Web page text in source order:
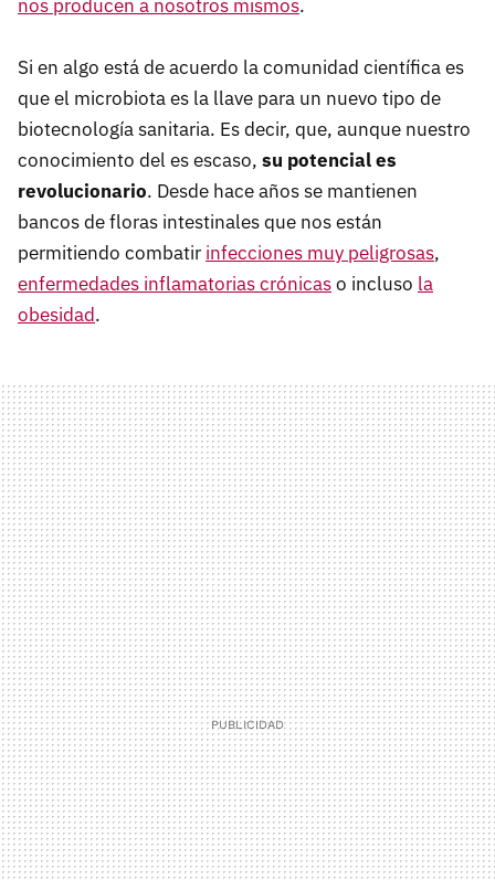
nos producen a nosotros mismos.
Si en algo está de acuerdo la comunidad científica es
que el microbiota es la llave para un nuevo tipo de
biotecnología sanitaria. Es decir, que, aunque nuestro
conocimiento del es escaso, su potencial es
revolucionario. Desde hace años se mantienen
bancos de floras intestinales que nos están
permitiendo combatir infecciones muy peligrosas,
enfermedades inflamatorias crónicaso incluso la
obesidad.